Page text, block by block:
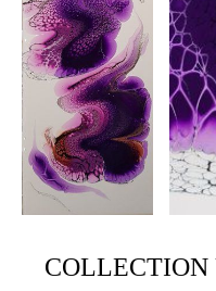
COLLECTION